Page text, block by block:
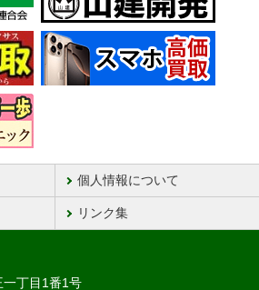
個人情報について
リンク集
丁目1番1号